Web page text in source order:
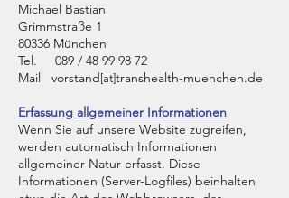
Michael Bastian
Grimmstraße 1
80336 München
Tel. 089 / 48 99 98 72
Mail vorstand[at]transhealth-muenchen.de
Erfassung allgemeiner Informationen
Wenn Sie auf unsere Website zugreifen,
werden automatisch Informationen
allgemeiner Natur erfasst. Diese
Informationen (Server-Logfiles) beinhalten